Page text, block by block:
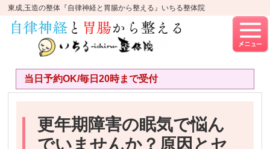
東成,玉造の整体『自律神経と胃腸から整える』いちる整体院
当日予約OK/毎日20時まで受付
更年期障害の眠気で悩ん
でいませんか？原因とセ